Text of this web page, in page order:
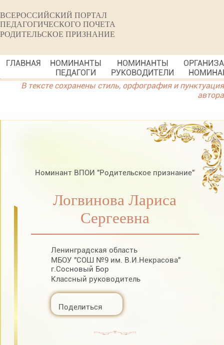
ВСЕРОССИЙСКИЙ ПОРТАЛ
ПЕДАГОГИЧЕСКОГО ПОЧЕТА
РОДИТЕЛЬСКОЕ ПРИЗНАНИЕ
ГЛАВНАЯ
НОМИНАНТЫ
ПЕДАГОГИ
НОМИНАНТЫ
РУКОВОДИТЕЛИ
В тексте сохранены стиль, орфография и пунктуация
автора
Номинант ВПОИ "Родительское признание"
Логвинова Лариса
Сергеевна
Ленинградская область
МБОУ "СОШ №9 им. В.И.Некрасова"
г.Сосновый Бор
Классный руководитель
Поделиться